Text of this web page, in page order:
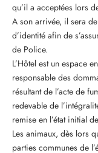
qu’il a acceptées lors
A son arrivée, il sera
d’identité afin de
de Police.
L’Hôtel est un espace
responsable des
résultant de l’acte de
redevable de
remise en l’état initial
Les animaux, dès lors
parties communes de